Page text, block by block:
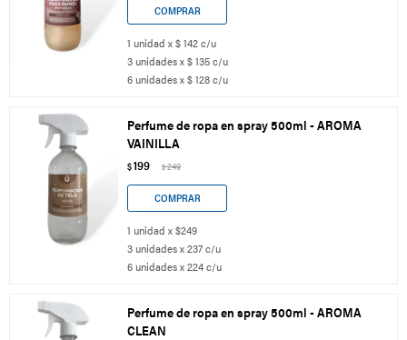
1 unidad x $ 142 c/u
3 unidades x $ 135 c/u
6 unidades x $ 128 c/u
Perfume de ropa en spray 500ml - AROMA
VAINILLA
$199 $249
1 unidad x $249
3 unidades x 237 c/u
6 unidades x 224 c/u
Perfume de ropa en spray 500ml - AROMA
CLEAN